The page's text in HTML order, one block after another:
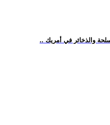
والذخائر في أمريك